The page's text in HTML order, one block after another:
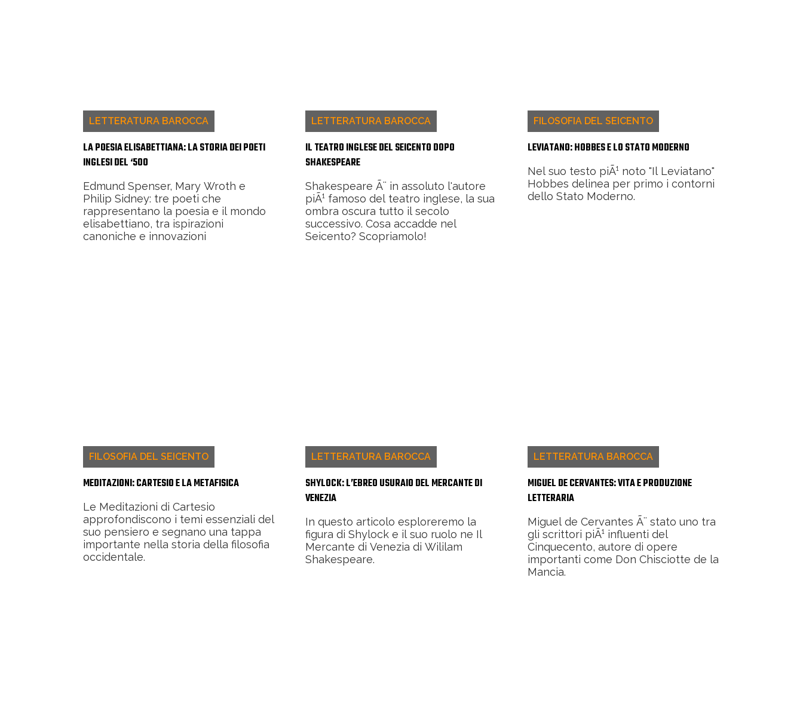
LETTERATURA BAROCCA
LA POESIA ELISABETTIANA: LA STORIA DEI POETI
INGLESI DEL ‘500
Edmund Spenser, Mary Wroth e
Philip Sidney: tre poeti che
rappresentano la poesia e il mondo
elisabettiano, tra ispirazioni
canoniche e innovazioni
LETTERATURA BAROCCA
IL TEATRO INGLESE DEL SEICENTO DOPO
SHAKESPEARE
Shakespeare Ã¨ in assoluto l'autore
piÃ¹ famoso del teatro inglese, la sua
ombra oscura tutto il secolo
successivo. Cosa accadde nel
Seicento? Scopriamolo!
FILOSOFIA DEL SEICENTO
LEVIATANO: HOBBES E LO STATO MODERNO
Nel suo testo piÃ¹ noto "Il Leviatano"
Hobbes delinea per primo i contorni
dello Stato Moderno.
FILOSOFIA DEL SEICENTO
MEDITAZIONI: CARTESIO E LA METAFISICA
Le Meditazioni di Cartesio
approfondiscono i temi essenziali del
suo pensiero e segnano una tappa
importante nella storia della filosofia
occidentale.
LETTERATURA BAROCCA
SHYLOCK: L’EBREO USURAIO DEL MERCANTE DI
VENEZIA
In questo articolo esploreremo la
figura di Shylock e il suo ruolo ne Il
Mercante di Venezia di Wililam
Shakespeare.
LETTERATURA BAROCCA
MIGUEL DE CERVANTES: VITA E PRODUZIONE
LETTERARIA
Miguel de Cervantes Ã¨ stato uno tra
gli scrittori piÃ¹ influenti del
Cinquecento, autore di opere
importanti come Don Chisciotte de la
Mancia.